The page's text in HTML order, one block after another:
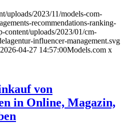
uploads/2023/11/models-com-
recommendations-ranking-
content/uploads/2023/01/cm-
influencer-management.svg
2026-04-27 14:57:00Models.com x
von
in Online, Magazin,